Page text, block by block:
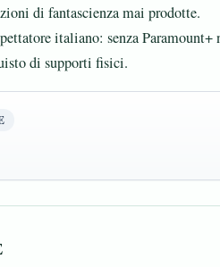
di fantascienza mai prodotte.
italiano: senza
di supporti fisici.